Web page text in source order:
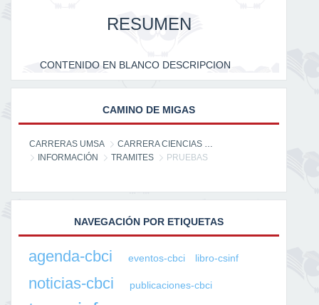
RESUMEN
CONTENIDO EN BLANCO DESCRIPCION
CAMINO DE MIGAS
CARRERAS UMSA
CARRERA CIENCIAS DE LA INFORMACIÓN
INFORMACIÓN
TRAMITES PRUEBAS
NAVEGACIÓN POR ETIQUETAS
agenda-cbci eventos-cbci libro-csinf
noticias-cbci publicaciones-cbci